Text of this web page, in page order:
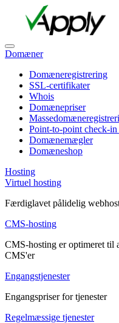
Domæner
Domæneregistrering
SSL-certifikater
Whois
Domænepriser
Point-to-point check-in
Domænemægler
Domæneshop
Hosting
Virtuel hosting
Færdiglavet pålidelig
CMS-hosting
CMS-hosting er optimeret til
CMS'er
Engangstjenester
Engangspriser for tjenester
Regelmæssige tjenester